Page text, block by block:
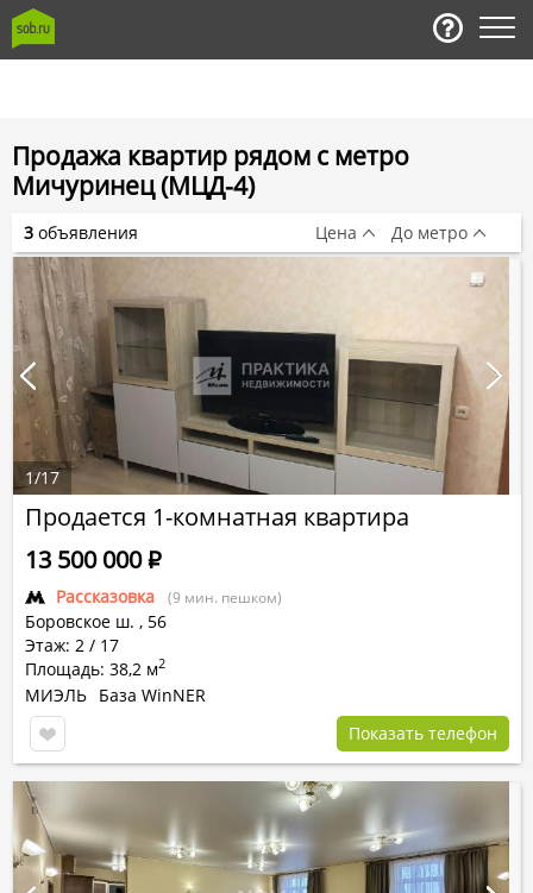
Продажа квартир рядом с метро
Мичуринец (МЦД-4)
Продается 1-комнатная квартира
Рассказовка (9 мин. пешком)
Боровское ш. , 56
Этаж: 2 / 17
Площадь: 38,2 м2
13 500 000Р
МИЭЛЬ База WinNER
Показать телефон
1/17
3 объявления Цена До метро